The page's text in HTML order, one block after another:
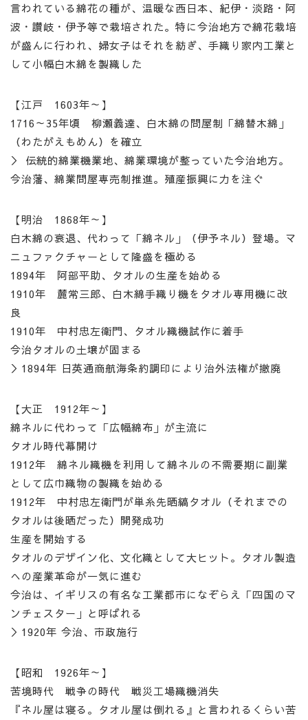
言われている綿花の種が、温暖な西日本、紀伊・淡路・阿
波・讃岐・伊予等で栽培された。特に今治地方で綿花栽培
が盛んに行われ、婦女子はそれを紡ぎ、手織り家内工業と
して小幅白木綿を製織した
【江戸 1603年～】
1716～35年頃 柳瀬義達、白木綿の問屋制「綿替木綿」
（わたがえもめん）を確立
＞ 伝統的綿業機業地、綿業環境が整っていた今治地方。
今治藩、綿業問屋専売制推進。殖産振興に力を注ぐ
【明治 1868年～】
白木綿の衰退、代わって「綿ネル」（伊予ネル）登場。マ
ニュファクチャーとして隆盛を極める
1894年 阿部平助、タオルの生産を始める
1910年 麓常三郎、白木綿手織り機をタオル専用機に改
良
1910年 中村忠左衛門、タオル織機試作に着手
今治タオルの土壌が固まる
＞1894年 日英通商航海条約調印により治外法権が撤廃
【大正 1912年～】
綿ネルに代わって「広幅綿布」が主流に
タオル時代幕開け
1912年 綿ネル織機を利用して綿ネルの不需要期に副業
として広巾織物の製織を始める
1912年 中村忠左衛門が単糸先晒縞タオル（それまでの
タオルは後晒だった）開発成功
生産を開始する
タオルのデザイン化、文化織として大ヒット。タオル製造
への産業革命が一気に進む
今治は、イギリスの有名な工業都市になぞらえ「四国のマ
ンチェスター」と呼ばれる
＞1920年 今治、市政施行
【昭和 1926年～】
苦境時代 戦争の時代 戦災工場織機消失
『ネル屋は寝る。タオル屋は倒れる』と言われるくらい苦